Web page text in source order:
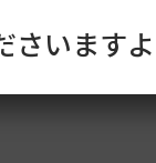
いますよ